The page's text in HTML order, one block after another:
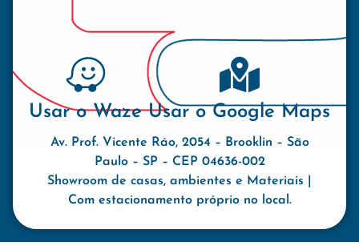
Usar o Waze Usar o Google Maps
Av. Prof. Vicente Ráo, 2054 – Brooklin – São
Paulo – SP – CEP 04636-002
Showroom de casas, ambientes e Materiais |
Com estacionamento próprio no local.